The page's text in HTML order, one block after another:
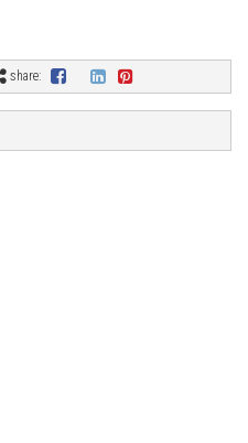
share: